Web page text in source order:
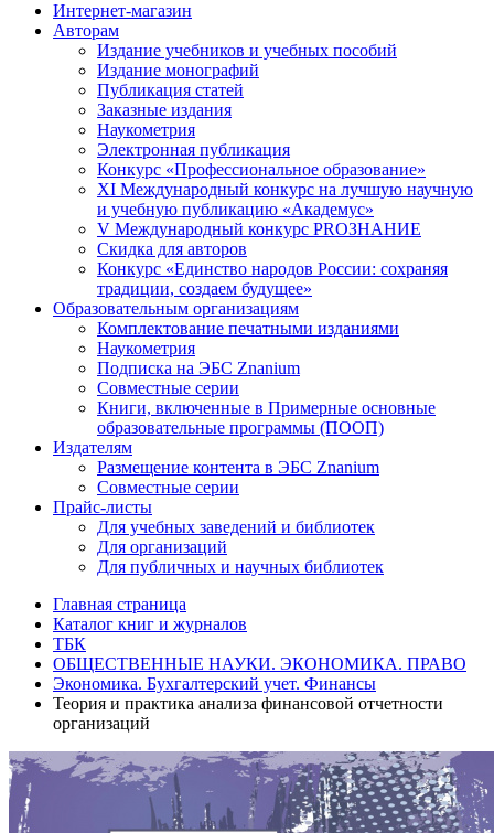
Интернет-магазин
Авторам
Издание учебников и учебных пособий
Издание монографий
Публикация статей
Заказные издания
Наукометрия
Электронная публикация
Конкурс «Профессиональное образование»
XI Международный конкурс на лучшую научную
и учебную публикацию «Академус»
V Международный конкурс PROЗНАНИЕ
Скидка для авторов
Конкурс «Единство народов России: сохраняя
традиции, создаем будущее»
Образовательным организациям
Комплектование печатными изданиями
Наукометрия
Подписка на ЭБС Znanium
Совместные серии
Книги, включенные в Примерные основные
образовательные программы (ПООП)
Издателям
Размещение контента в ЭБС Znanium
Совместные серии
Прайс-листы
Для учебных заведений и библиотек
Для организаций
Для публичных и научных библиотек
Главная страница
Каталог книг и журналов
ТБК
ОБЩЕСТВЕННЫЕ НАУКИ. ЭКОНОМИКА. ПРАВО
Экономика. Бухгалтерский учет. Финансы
Теория и практика анализа финансовой отчетности
организаций